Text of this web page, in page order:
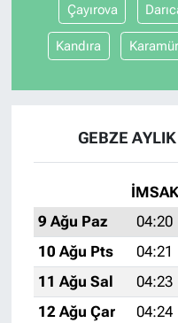
Çayırova
Kandıra
GEBZE
İMSAK
9 Ağu Paz
04:20
10 Ağu Pts
04:21
11 Ağu Sal
04:23
12 Ağu Çar
04:24